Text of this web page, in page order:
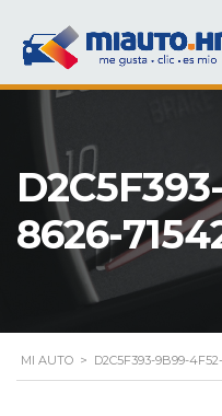
8626-
MI AUTO > D2C5F393-9B99-